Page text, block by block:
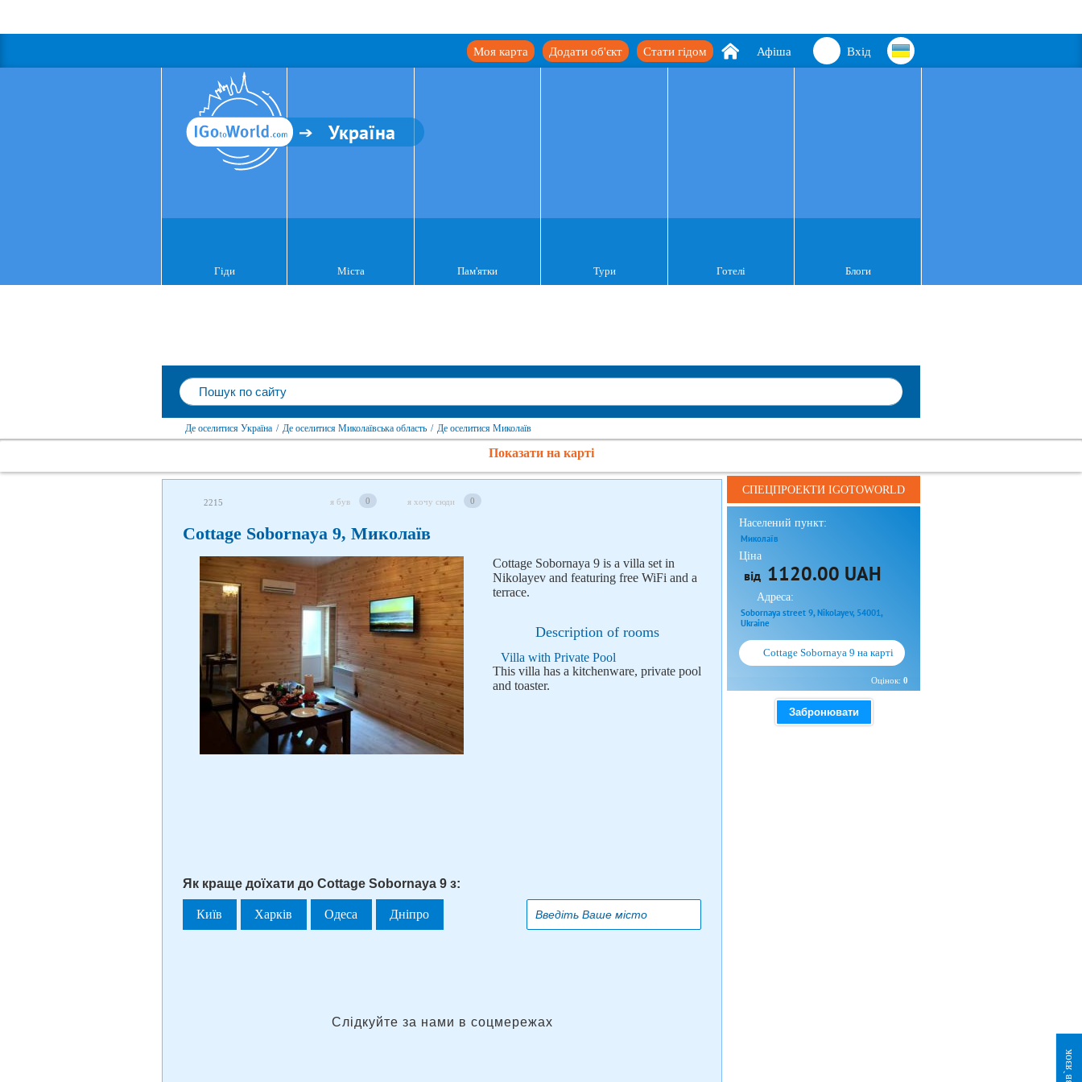
Вхід
Афіша
Стати гідом
Додати об'єкт
Моя карта
Україна
Гіди Міста Пам'ятки Тури Готелі Блоги
Де оселитися Україна / Де оселитися Миколаївська область / Де оселитися Миколаїв
Показати на карті
2215 я був 0 я хочу сюди 0
Cottage Sobornaya 9, Миколаїв
Cottage Sobornaya 9 is a villa set in
Nikolayev and featuring free WiFi and a
terrace.
Description of rooms
Villa with Private Pool
This villa has a kitchenware, private pool
and toaster.
Як краще доїхати до Cottage Sobornaya 9 з:
Київ Харків Одеса Дніпро
Слідкуйте за нами в соцмережах
СПЕЦПРОЕКТИ IGOTOWORLD
Населений пункт:
Миколаїв
Ціна
від 1120.00 UAH
Адреса:
Sobornaya street 9, Nikolayev, 54001,
Ukraine
Cottage Sobornaya 9 на карті
Оцінок: 0
Забронювати